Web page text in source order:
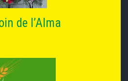
de l’Alma